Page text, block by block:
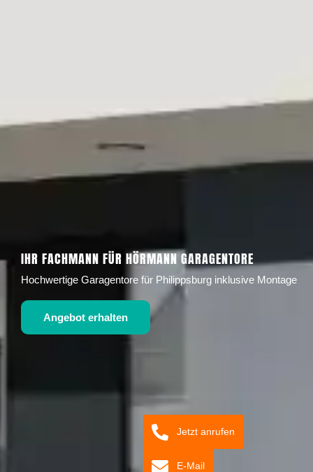
IHR FACHMANN FÜR HÖRMANN GARAGENTORE
Hochwertige Garagentore für Philippsburg inklusive Montage
Angebot erhalten
Jetzt anrufen
E-Mail